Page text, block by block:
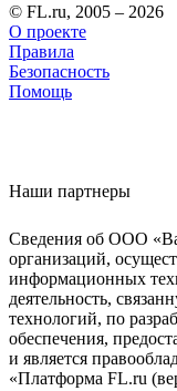
© FL.ru, 2005 – 2026
О проекте
Правила
Безопасность
Помощь
Наши партнеры
Сведения об ООО
организаций,
информационных
деятельность,
технологий, по
обеспечения,
и является
«Платформа FL.ru